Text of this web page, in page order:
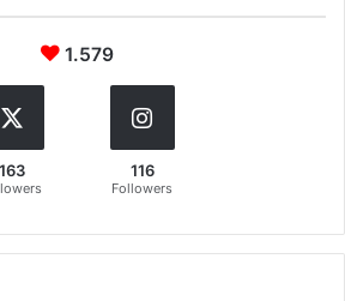
1.579
163 116
Followers